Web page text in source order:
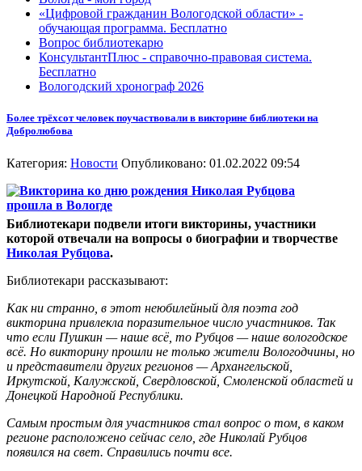
«Цифровой гражданин Вологодской области» -
обучающая программа. Бесплатно
Вопрос библиотекарю
КонсультантПлюс - справочно-правовая система.
Бесплатно
Вологодский хронограф 2026
Более трёхсот человек поучаствовали в викторине библиотеки на
Добролюбова
Категория: Новости Опубликовано: 01.02.2022 09:54
Библиотекари подвели итоги викторины, участники
которой отвечали на вопросы о биографии и творчестве
Николая Рубцова.
Библиотекари рассказывают:
Как ни странно, в этот неюбилейный для поэта год
викторина привлекла поразительное число участников. Так
что если Пушкин — наше всё, то Рубцов — наше вологодское
всё. Но викторину прошли не только жители Вологодчины, но
и представители других регионов — Архангельской,
Иркутской, Калужской, Свердловской, Смоленской областей и
Донецкой Народной Республики.
Самым простым для участников стал вопрос о том, в каком
регионе расположено сейчас село, где Николай Рубцов
появился на свет. Справились почти все.